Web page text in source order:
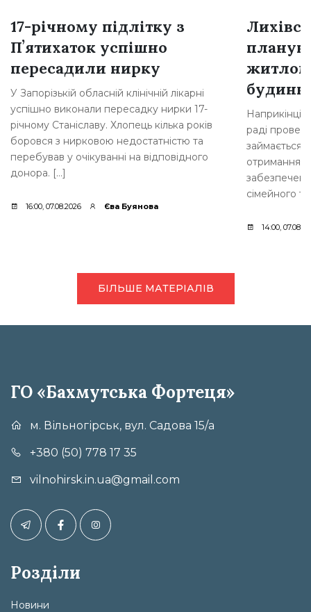
17-річному підлітку з
Пʼятихаток успішно
пересадили нирку
У Запорізькій обласній клінічній лікарні
успішно виконали пересадку нирки 17-
річному Станіславу. Хлопець кілька років
боровся з нирковою недостатністю та
перебував у очікуванні на відповідного
донора. […]
16:00, 07.08.2026 Єва Буянова
Наприкінці
раді
займається
отримання
сімейного
14:00,
БІЛЬШЕ МАТЕРІАЛІВ
ГО «Бахмутська Фортеця»
м. Вільногірськ, вул. Садова 15/а
+380 (50) 778 17 35
vilnohirsk.in.ua@gmail.com
Розділи
Новини